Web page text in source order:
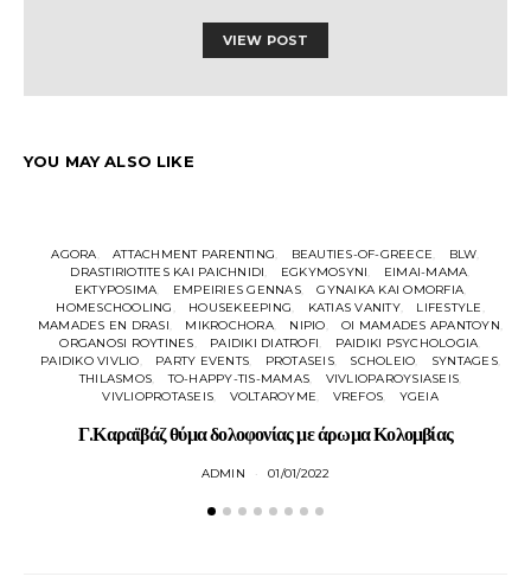
VIEW POST
YOU MAY ALSO LIKE
AGORA ATTACHMENT PARENTING BEAUTIES-OF-GREECE
BLW
DRASTIRIOTITES KAI PAICHNIDI
EGKYMOSYNI
EIMAI-MAMA
EKTYPOSIMA
EMPEIRIES GENNAS
GYNAIKA KAI OMORFIA
HOMESCHOOLING
HOUSEKEEPING KATIAS VANITY
LIFESTYLE
MAMADES EN DRASI
MIKROCHORA NIPIO
OI MAMADES APANTOYN
ORGANOSI ROYTINES
PAIDIKI DIATROFI
PAIDIKI PSYCHOLOGIA
PAIDIKO VIVLIO
PARTY EVENTS PROTASEIS SCHOLEIO
SYNTAGES
THILASMOS
TO-HAPPY-TIS-MAMAS
VIVLIOPAROYSIASEIS
VIVLIOPROTASEIS
VOLTAROYME VREFOS YGEIA
Γ.Καραϊβάζ θύμα δολοφονίας με άρωμα Κολομβίας
ADMIN 01/01/2022